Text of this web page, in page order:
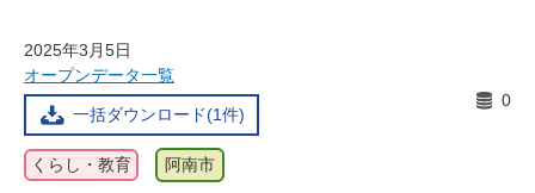
2025年3月5日
オープンデータ一覧
一括ダウンロード(1件)
0
くらし・教育 阿南市